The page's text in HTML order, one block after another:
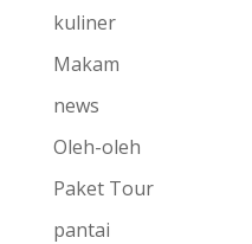
kuliner
Makam
news
Oleh-oleh
Paket Tour
pantai